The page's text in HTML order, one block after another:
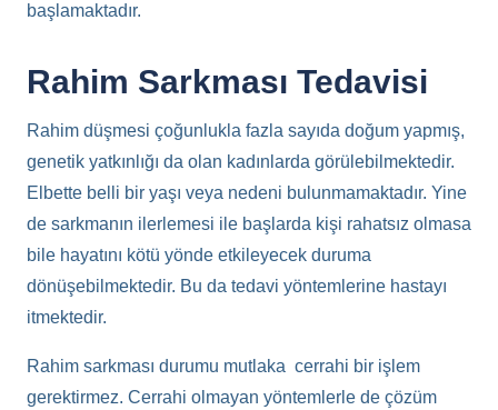
başlamaktadır.
Rahim Sarkması Tedavisi
Rahim düşmesi çoğunlukla fazla sayıda doğum yapmış,
genetik yatkınlığı da olan kadınlarda görülebilmektedir.
Elbette belli bir yaşı veya nedeni bulunmamaktadır. Yine
de sarkmanın ilerlemesi ile başlarda kişi rahatsız olmasa
bile hayatını kötü yönde etkileyecek duruma
dönüşebilmektedir. Bu da tedavi yöntemlerine hastayı
itmektedir.
Rahim sarkması durumu mutlaka cerrahi bir işlem
gerektirmez. Cerrahi olmayan yöntemlerle de çözüm